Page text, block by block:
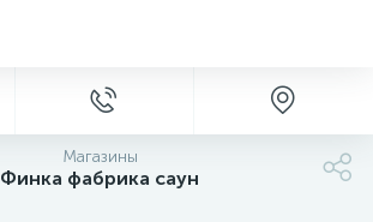
Магазины
Финка фабрика саун